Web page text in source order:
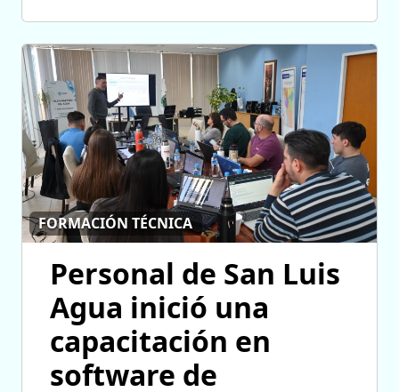
FORMACIÓN TÉCNICA
Personal de San Luis
Agua inició una
capacitación en
software de